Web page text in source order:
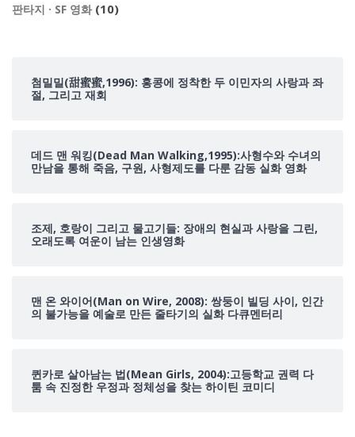
판타지 · SF 영화(10)
첨밀밀(甜蜜蜜,1996): 홍콩에 정착한 두 이민자의 사랑과 좌
절, 그리고 재회
데드 맨 워킹(Dead Man Walking,1995):사형수와 수녀의
만남을 통해 죽음, 구원, 사형제도를 다룬 감동 실화 영화
조제, 호랑이 그리고 물고기들: 장애의 현실과 사랑을 그린,
오래도록 여운이 남는 인생영화
맨 온 와이어(Man on Wire, 2008): 쌍둥이 빌딩 사이, 인간
의 불가능을 예술로 만든 줄타기의 실화 다큐멘터리
퀸카로 살아남는 법(Mean Girls, 2004):고등학교 권력 다
툼 속 진정한 우정과 정체성을 찾는 하이틴 코미디